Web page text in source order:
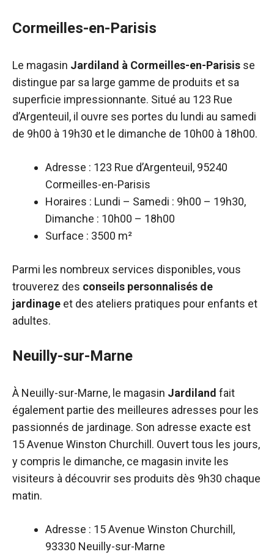
Cormeilles-en-Parisis
Le magasin Jardiland à Cormeilles-en-Parisis se
distingue par sa large gamme de produits et sa
superficie impressionnante. Situé au 123 Rue
d’Argenteuil, il ouvre ses portes du lundi au samedi
de 9h00 à 19h30 et le dimanche de 10h00 à 18h00.
Adresse : 123 Rue d’Argenteuil, 95240
Cormeilles-en-Parisis
Horaires : Lundi – Samedi : 9h00 – 19h30,
Dimanche : 10h00 – 18h00
Surface : 3500 m²
Parmi les nombreux services disponibles, vous
trouverez des conseils personnalisés de
jardinage et des ateliers pratiques pour enfants et
adultes.
Neuilly-sur-Marne
À Neuilly-sur-Marne, le magasin Jardiland fait
également partie des meilleures adresses pour les
passionnés de jardinage. Son adresse exacte est
15 Avenue Winston Churchill. Ouvert tous les jours,
y compris le dimanche, ce magasin invite les
visiteurs à découvrir ses produits dès 9h30 chaque
matin.
Adresse : 15 Avenue Winston Churchill,
93330 Neuilly-sur-Marne